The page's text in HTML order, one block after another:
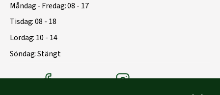
Måndag - Fredag: 08 - 17
Tisdag: 08 - 18
Lördag: 10 - 14
Söndag: Stängt